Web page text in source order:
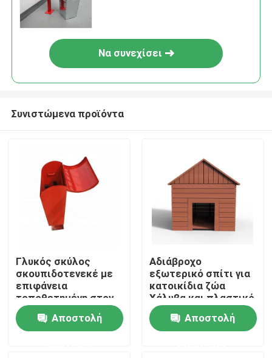
Σπίτι
Προϊόντα
Να συνεχίσει
Συνιστώμενα προϊόντα
Γλυκός σκύλος
σκουπιδοτενεκέ με
επιφάνεια
τοποθετημένη στον
τοίχο
Αποστολή
Αδιάβροχο
εξωτερικό σπίτι για
κατοικίδια ζώα
Χάλυβα και πλαστικό
ξύλινο υλικό άνετο
για σκύλοΑποστολή